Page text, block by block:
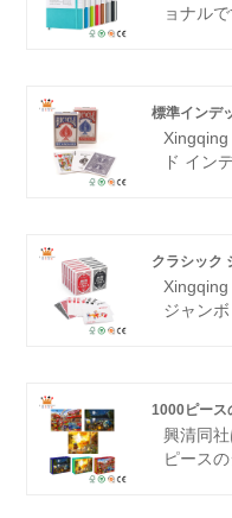
ョナル
た、当社
マイズ
手ブラ
標準インデ
ド イン
質の製
の賞賛
ブラン
クラシック
ジャン
温かいプ
パート
1000ピース
興清同
ピース